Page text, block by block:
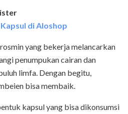
di Aloshop
yang bekerja melancarkan
penumpukan cairan dan
limfa. Dengan begitu,
bisa membaik.
kapsul yang bisa dikonsumsi